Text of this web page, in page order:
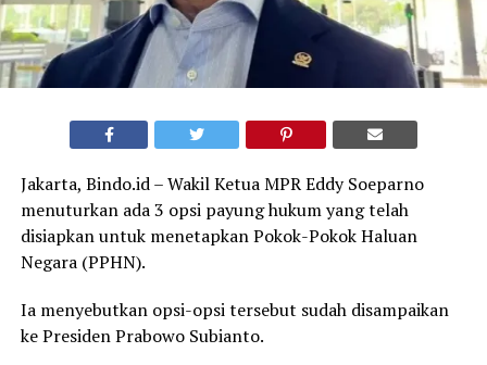
Jakarta, Bindo.id – Wakil Ketua MPR Eddy Soeparno
menuturkan ada 3 opsi payung hukum yang telah
disiapkan untuk menetapkan Pokok-Pokok Haluan
Negara (PPHN).
Ia menyebutkan opsi-opsi tersebut sudah disampaikan
ke Presiden Prabowo Subianto.